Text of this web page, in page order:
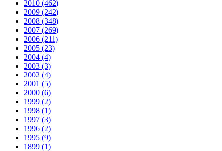
2010 (462)
2009 (242)
2008 (348)
2007 (269)
2006 (211)
2005 (23)
2004 (4)
2003 (3)
2002 (4)
2001 (5)
2000 (6)
1999 (2)
1998 (1)
1997 (3)
1996 (2)
1995 (9)
1899 (1)